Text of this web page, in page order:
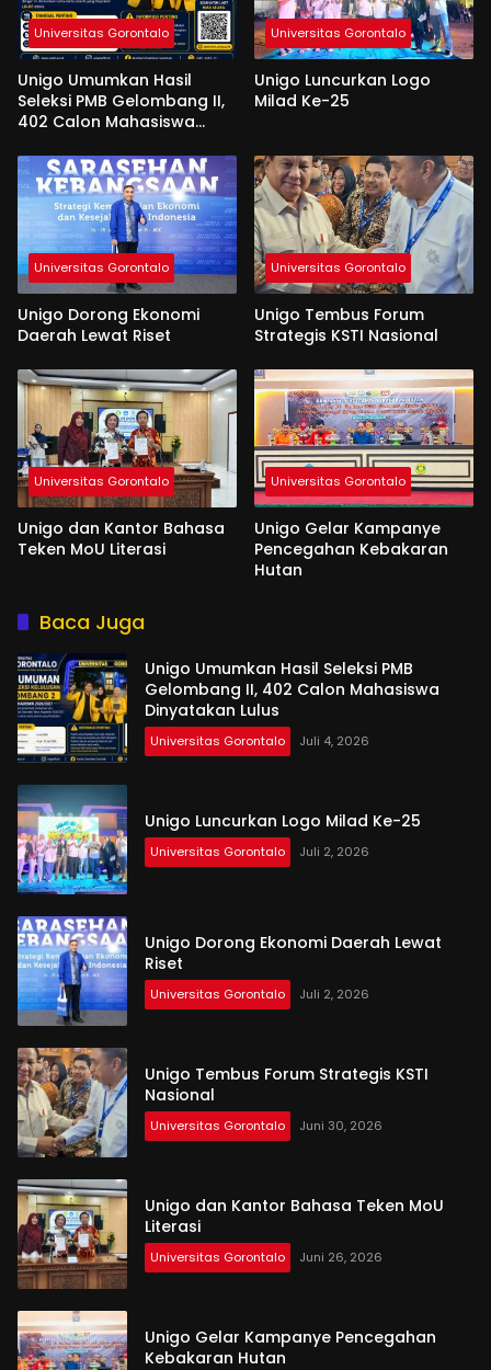
Universitas Gorontalo
Unigo Umumkan Hasil
Seleksi PMB Gelombang II,
402 Calon Mahasiswa
Universitas Gorontalo
Unigo Luncurkan Logo
Milad Ke-25
Universitas Gorontalo
Unigo Dorong Ekonomi
Daerah Lewat Riset
Universitas Gorontalo
Unigo Tembus Forum
Strategis KSTI Nasional
Universitas Gorontalo
Unigo dan Kantor Bahasa
Teken MoU Literasi
Universitas Gorontalo
Unigo Gelar Kampanye
Pencegahan Kebakaran
Hutan
Baca Juga
Unigo Umumkan Hasil Seleksi PMB
Gelombang II, 402 Calon Mahasiswa
Dinyatakan Lulus
Universitas Gorontalo Juli 4, 2026
Unigo Luncurkan Logo Milad Ke-25
Universitas Gorontalo Juli 2, 2026
Unigo Dorong Ekonomi Daerah Lewat
Riset
Universitas Gorontalo Juli 2, 2026
Unigo Tembus Forum Strategis KSTI
Nasional
Universitas Gorontalo Juni 30, 2026
Unigo dan Kantor Bahasa Teken MoU
Literasi
Universitas Gorontalo Juni 26, 2026
Unigo Gelar Kampanye Pencegahan
Kebakaran Hutan